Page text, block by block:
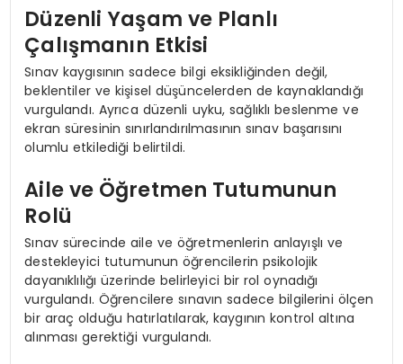
Düzenli Yaşam ve Planlı
Çalışmanın Etkisi
Sınav kaygısının sadece bilgi eksikliğinden değil,
beklentiler ve kişisel düşüncelerden de kaynaklandığı
vurgulandı. Ayrıca düzenli uyku, sağlıklı beslenme ve
ekran süresinin sınırlandırılmasının sınav başarısını
olumlu etkilediği belirtildi.
Aile ve Öğretmen Tutumunun
Rolü
Sınav sürecinde aile ve öğretmenlerin anlayışlı ve
destekleyici tutumunun öğrencilerin psikolojik
dayanıklılığı üzerinde belirleyici bir rol oynadığı
vurgulandı. Öğrencilere sınavın sadece bilgilerini ölçen
bir araç olduğu hatırlatılarak, kaygının kontrol altına
alınması gerektiği vurgulandı.